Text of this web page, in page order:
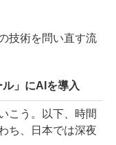
技術を問い直す流
」にAIを導入
こう。以下、時間
ち、日本では深夜